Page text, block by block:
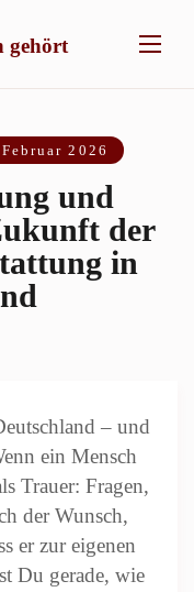
2026
und
der
in
– und
ein Mensch
Trauer: Fragen,
der Wunsch,
er zur eigenen
Du gerade, wie